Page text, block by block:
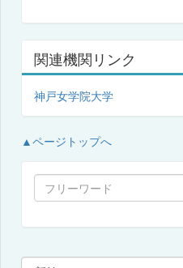
関連機関リンク
神戸女学院大学
▲ページトップへ